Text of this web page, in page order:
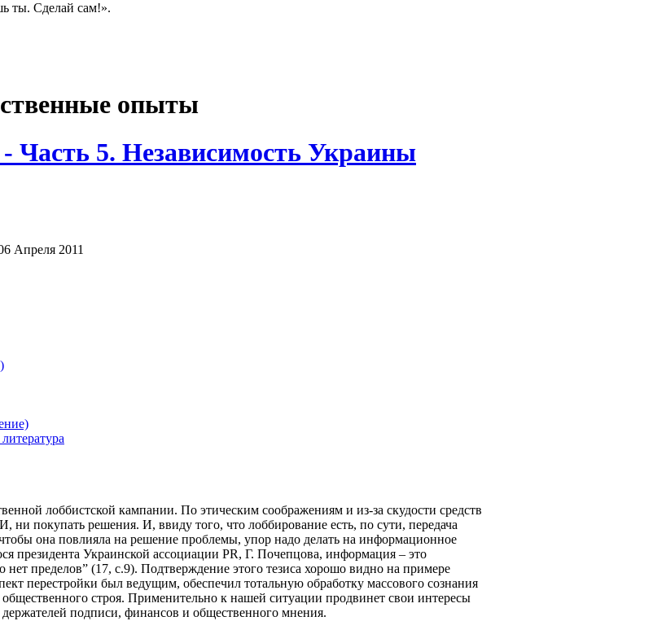
ты. Сделай сам!».
опыты
Часть 5. Независимость Украины
Апреля 2011
лоббистской кампании. По этическим соображениям и из-за скудости средств
покупать решения. И, ввиду того, что лоббирование есть, по сути, передача
она повлияла на решение проблемы, упор надо делать на информационное
президента Украинской ассоциации PR, Г. Почепцова, информация – это
нет пределов” (17, с.9). Подтверждение этого тезиса хорошо видно на примере
перестройки был ведущим, обеспечил тотальную обработку массового сознания
строя. Применительно к нашей ситуации продвинет свои интересы
подписи, финансов и общественного мнения.